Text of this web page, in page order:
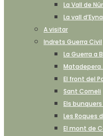
La Vall de
La vall d’Eyna
A visitar
Indrets Guerra Civil
La Guerra a
El front del
Sant Corneli
Els
Les Roques
El mont de